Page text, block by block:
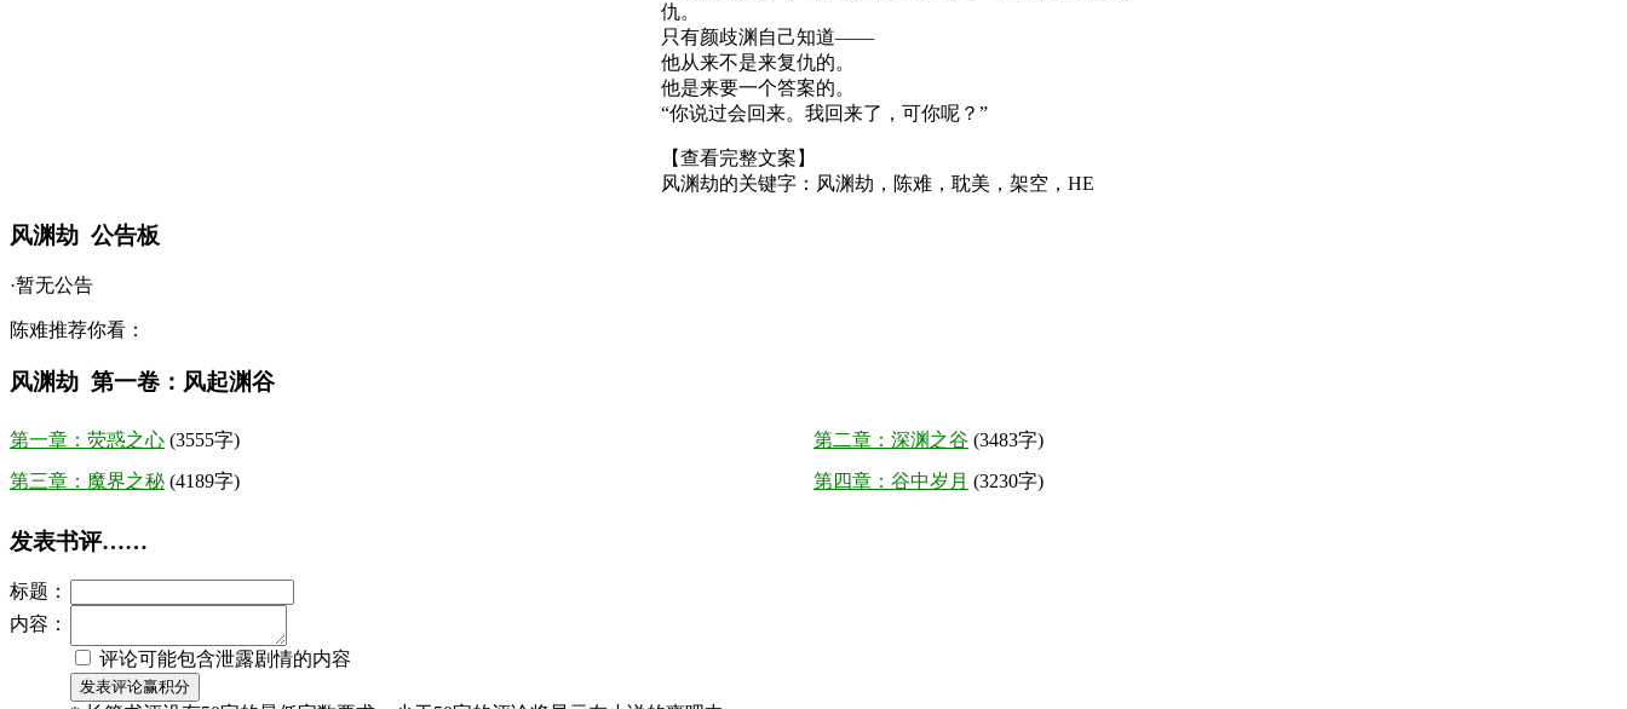
仇。
只有颜歧渊自己知道——
他从来不是来复仇的。
他是来要一个答案的。
“你说过会回来。我回来了，可你呢？”
【查看完整文案】
风渊劫的关键字： 风渊劫，陈难，耽美，架空，HE
风渊劫 公告板
·暂无公告
陈难推荐你看：
风渊劫 第一卷：风起渊谷
第一章：荧惑之心 (3555字) 第二章：深渊之谷 (3483字)
第三章：魔界之秘 (4189字) 第四章：谷中岁月 (3230字)
发表书评……
标题：
内容：
评论可能包含泄露剧情的内容